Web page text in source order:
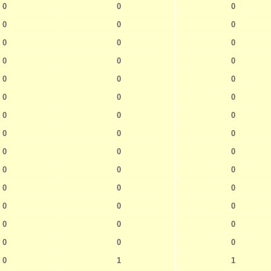
0 0
0
0
0
0
0
0
0
0
0
0
0
0
0
0
0
0
0
0
0
0
0
0
0
0
0
0
0
0
0
0
0
0
0
0
0
0
0
0
0
0
0
1 1